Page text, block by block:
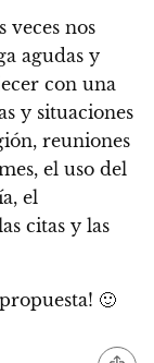
veces nos
agudas y
con una
y situaciones
reuniones
el uso del
el
citas y las
🙂